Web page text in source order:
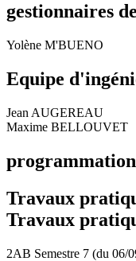
gestionnaires
Yolène M'BUENO
Equipe
Jean AUGEREAU
Maxime BELLOUVET
programmation
Travaux
Travaux
2AB Semestre 7 (du 06/